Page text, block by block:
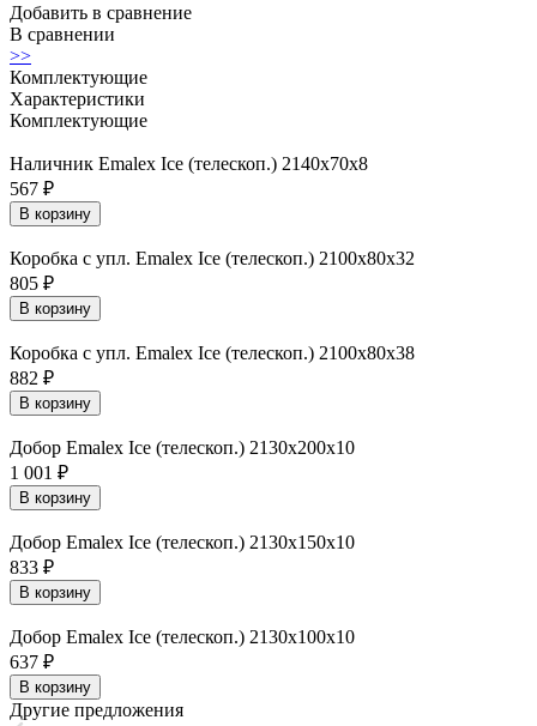
Добавить в сравнение
В сравнении
>>
Комплектующие
Характеристики
Комплектующие
Наличник Emalex Ice (телескоп.) 2140x70x8
567 ₽
В корзину
Коробка с упл. Emalex Ice (телескоп.) 2100х80х32
805 ₽
В корзину
Коробка с упл. Emalex Ice (телескоп.) 2100х80х38
882 ₽
В корзину
Добор Emalex Ice (телескоп.) 2130х200х10
1 001 ₽
В корзину
Добор Emalex Ice (телескоп.) 2130х150х10
833 ₽
В корзину
Добор Emalex Ice (телескоп.) 2130х100х10
637 ₽
В корзину
Другие предложения